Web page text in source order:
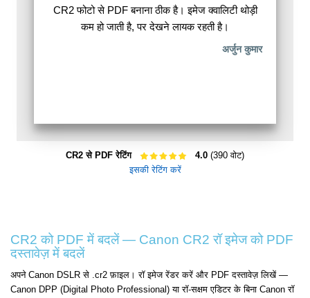
CR2 फोटो से PDF बनाना ठीक है। इमेज क्वालिटी थोड़ी
कम हो जाती है, पर देखने लायक रहती है।
अर्जुन कुमार
CR2 से PDF रेटिंग 4.0 (390 वोट)
इसकी रेटिंग करें
CR2 को PDF में बदलें — Canon CR2 रॉ इमेज को PDF
दस्तावेज़ में बदलें
अपने Canon DSLR से .cr2 फ़ाइल। रॉ इमेज रेंडर करें और PDF दस्तावेज़ लिखें —
Canon DPP (Digital Photo Professional) या रॉ-सक्षम एडिटर के बिना Canon रॉ